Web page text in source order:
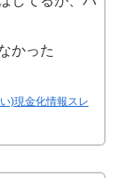
かった
)現金化情報スレ